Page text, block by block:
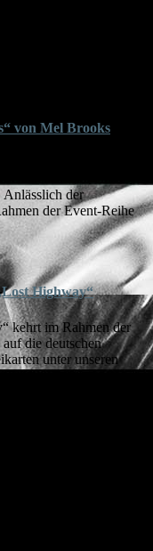
von Mel Brooks
Anlässlich der
der Event-Reihe
Highway“
kehrt im Rahmen der
die deutschen
unter unseren